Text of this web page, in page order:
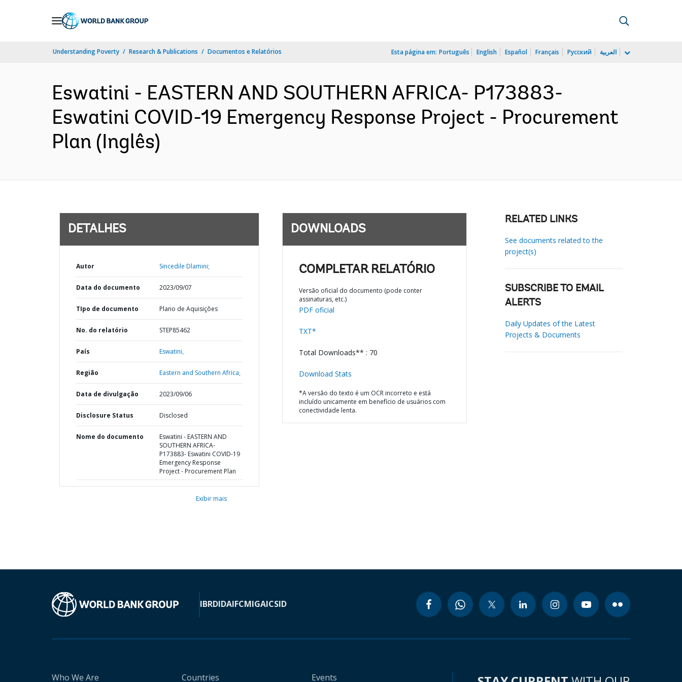
Understanding Poverty Research & Publications Documentos e Relatórios Esta página em: Português English Español Français Русский العربية
Eswatini - EASTERN AND SOUTHERN AFRICA- P173883-
Eswatini COVID-19 Emergency Response Project - Procurement
Plan (Inglês)
DETALHES
Autor Sincedile Dlamini;
Data do documento 2023/09/07
TIpo de documento Plano de Aquisições
No. do relatório STEP85462
País Eswatini,
Região Eastern and Southern Africa,
Data de divulgação 2023/09/06
Disclosure Status Disclosed
Nome do documento
Eswatini - EASTERN AND
SOUTHERN AFRICA-
P173883- Eswatini COVID-19
Emergency Response
Project - Procurement Plan
Exibir mais
DOWNLOADS
COMPLETAR RELATÓRIO
Versão oficial do documento (pode conter
assinaturas, etc.)
PDF oficial
TXT*
Total Downloads** : 70
Download Stats
*A versão do texto é um OCR incorreto e está
incluído unicamente em benefício de usuários com
conectividade lenta.
RELATED LINKS
See documents related to the
project(s)
SUBSCRIBE TO EMAIL
ALERTS
Daily Updates of the Latest
Projects & Documents
IBRDIDAIFCMIGAICSID
Who We Are Countries Events